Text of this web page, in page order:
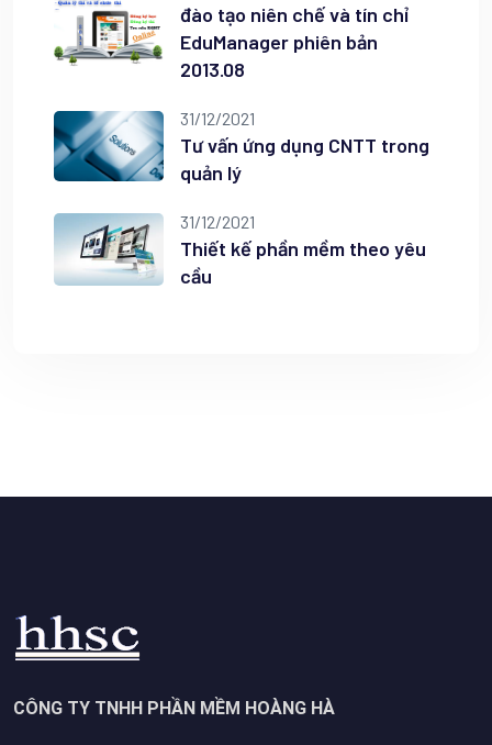
đào tạo niên chế và tín chỉ
EduManager phiên bản
2013.08
31/12/2021
Tư vấn ứng dụng CNTT trong
quản lý
31/12/2021
Thiết kế phần mềm theo yêu
cầu
CÔNG TY TNHH PHẦN MỀM HOÀNG HÀ